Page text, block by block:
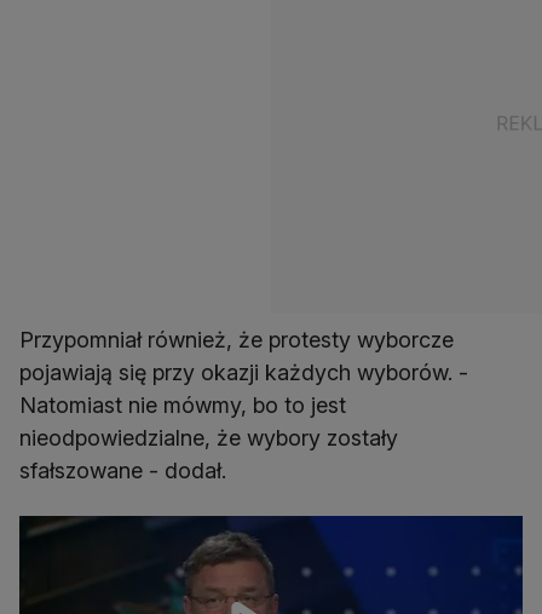
Przypomniał również, że protesty wyborcze
pojawiają się przy okazji każdych wyborów. -
Natomiast nie mówmy, bo to jest
nieodpowiedzialne, że wybory zostały
sfałszowane - dodał.